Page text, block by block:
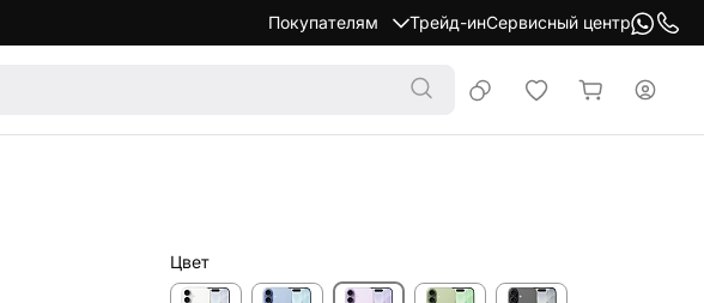
Покупателям Трейд-инСервисный центр
Цвет